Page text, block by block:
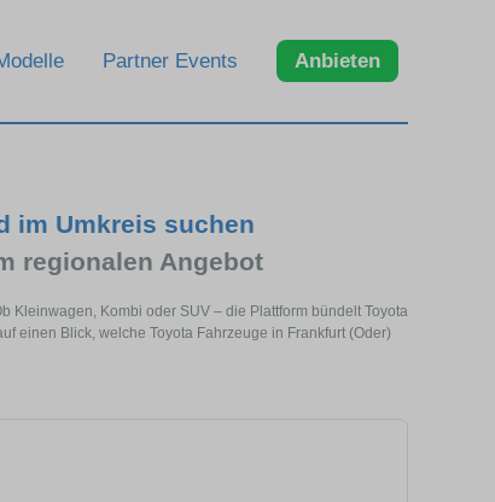
Partner Events Anbieten
im Umkreis suchen
regionalen Angebot
Kleinwagen, Kombi oder SUV – die Plattform bündelt Toyota
einen Blick, welche Toyota Fahrzeuge in Frankfurt (Oder)